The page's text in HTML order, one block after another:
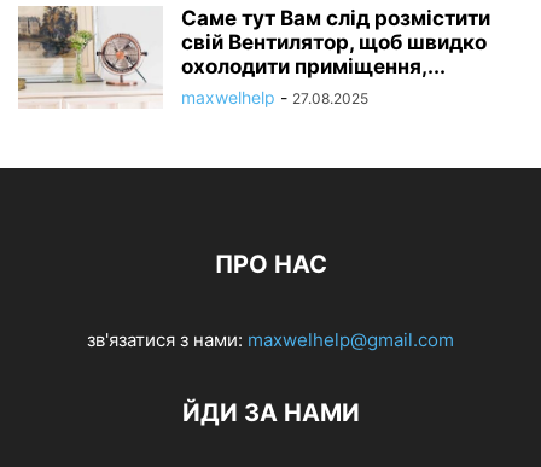
Саме тут Вам слід розмістити
свій Вентилятор, щоб швидко
охолодити приміщення,...
maxwelhelp - 27.08.2025
ПРО НАС
зв'язатися з нами: maxwelhelp@gmail.com
ЙДИ ЗА НАМИ